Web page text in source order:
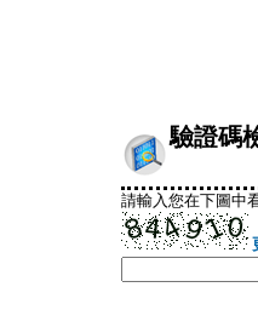
驗證碼
請輸入您在下圖中